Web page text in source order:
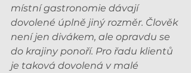
místní gastronomie dávají
dovolené úplně jiný rozměr. Člověk
není jen divákem, ale opravdu se
do krajiny ponoří. Pro řadu klientů
je taková dovolená v malé